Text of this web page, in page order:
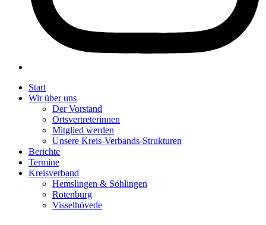
Start
Wir über uns
Der Vorstand
Ortsvertreterinnen
Mitglied werden
Unsere Kreis-Verbands-Strukturen
Berichte
Termine
Kreisverband
Hemslingen & Söhlingen
Rotenburg
Visselhövede